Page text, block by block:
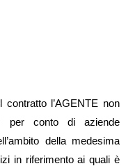
l’AGENTE non
per conto di aziende
della medesima
in riferimento ai quali è